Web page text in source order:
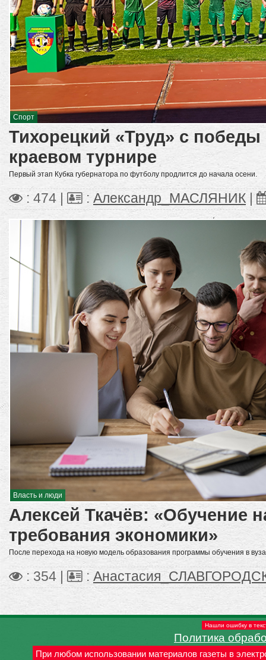
Спорт
Тихорецкий «Труд» с победы
краевом турнире
Первый этап Кубка губернатора по футболу продлится до начала осени.
: 474 | : Александр_МАСЛЯНИК |
Власть и люди
Алексей Ткачёв: «Обучение
требования экономики»
После перехода на новую модель образования программы обучения в
: 354 | :
Нашли ошибку в
Политика
При любом использовании материалов газеты в